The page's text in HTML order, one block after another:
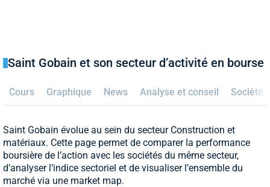
Saint Gobain et son secteur d’activité en bourse
Cours Graphique News Analyse et conseil Société
Saint Gobain évolue au sein du secteur Construction et
matériaux. Cette page permet de comparer la performance
boursière de l’action avec les sociétés du même secteur,
d’analyser l’indice sectoriel et de visualiser l’ensemble du
marché via une market map.